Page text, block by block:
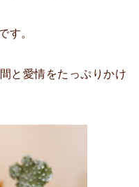
す。
と愛情をたっぷりかけ